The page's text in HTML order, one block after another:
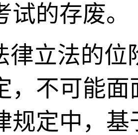
试的存废。
律立法的
，不可能
规定中，